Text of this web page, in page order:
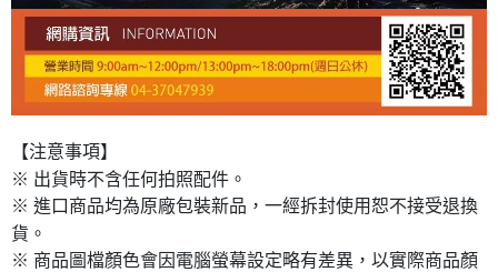
【注意事項】
※ 出貨時不含任何拍照配件。
※ 進口商品均為原廠包裝新品，一經拆封使用恕不接受退換
貨。
※ 商品圖檔顏色會因電腦螢幕設定略有差異，以實際商品顏